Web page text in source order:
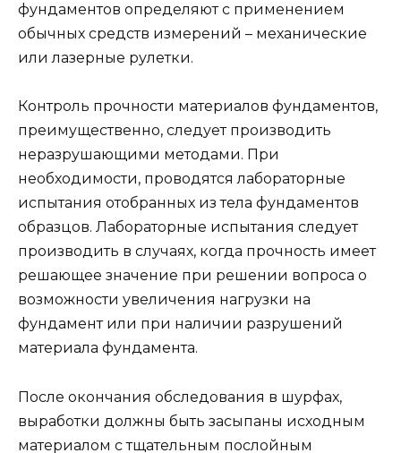
фундаментов определяют с применением
обычных средств измерений – механические
или лазерные рулетки.
Контроль прочности материалов фундаментов,
преимущественно, следует производить
неразрушающими методами. При
необходимости, проводятся лабораторные
испытания отобранных из тела фундаментов
образцов. Лабораторные испытания следует
производить в случаях, когда прочность имеет
решающее значение при решении вопроса о
возможности увеличения нагрузки на
фундамент или при наличии разрушений
материала фундамента.
После окончания обследования в шурфах,
выработки должны быть засыпаны исходным
материалом с тщательным послойным